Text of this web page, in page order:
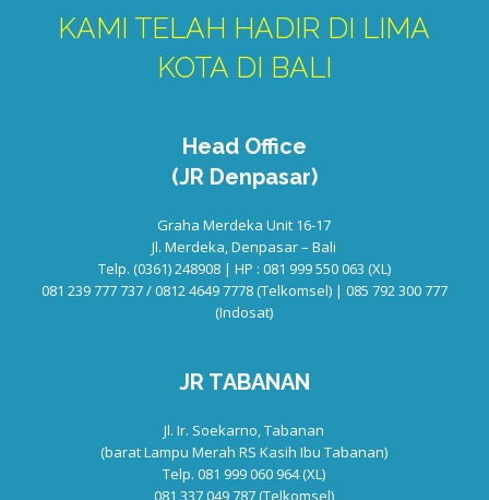
KAMI TELAH HADIR DI LIMA
KOTA DI BALI
Head Office
(JR Denpasar)
Graha Merdeka Unit 16-17
Jl. Merdeka, Denpasar – Bali
Telp. (0361) 248908 | HP : 081 999 550 063 (XL)
081 239 777 737 / 0812 4649 7778 (Telkomsel) | 085 792 300 777
(Indosat)
JR TABANAN
Jl. Ir. Soekarno, Tabanan
(barat Lampu Merah RS Kasih Ibu Tabanan)
Telp. 081 999 060 964 (XL)
081 337 049 787 (Telkomsel)